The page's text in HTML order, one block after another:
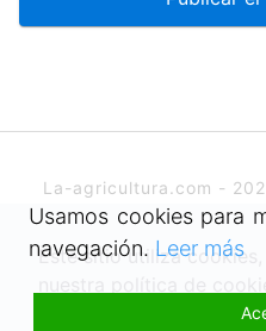
La-agricultura.com -
de cookies
Todo lo que
Usamos cookies para
navegación. Leer más
Este sitio utiliza cookies,
Política de